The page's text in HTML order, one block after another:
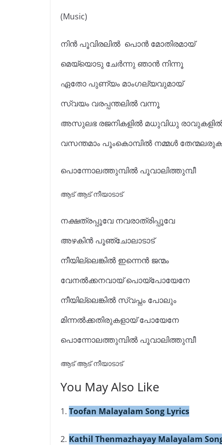
(Music)
നിൻ പൂവിരലിൽ പൊൻ മോതിരമായ്
മെയ്യൊടു ചേർന്നു ഞാൻ നിന്നൂ
ഏതോ പുണ്യം മാംഗല്യവുമായ്
സ്വയം വരപ്പന്തലിൽ വന്നൂ
അസുലഭ രജനികളിൽ മധുവിധു
വസന്തമാം പൂംകൊമ്പിൽ നമ്മൾ
പൊന്നോലത്തുമ്പിൽ പൂവാലിത്തുമ്പീ
ആട്‌ ആട്‌ നീയാടാട്
നക്ഷത്രപ്പൂവേ നവരാത്രിപ്പൂവേ
അഴകിൻ പൂഞ്ചോലാടാട്
നീയില്ലെങ്കിൽ ഇന്നെൻ ജന്മം
വേനൽക്കനവായ് പൊയ്‌പോയേനേ
നീയില്ലെങ്കിൽ സ്വപ്നം പോലും
മിന്നൽക്കതിരുകളായ് പോയേനേ
പൊന്നോലത്തുമ്പിൽ പൂവാലിത്തുമ്പീ
ആട്‌ ആട്‌ നീയാടാട്
You May Also Like
1. Toofan Malayalam Song Lyrics
2. Kathil Thenmazhayay Malayalam